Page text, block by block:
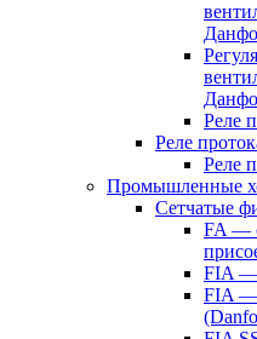
Реле
Реле
Реле
Промышленные
Сетчатые
FA —
FIA —
FIA —